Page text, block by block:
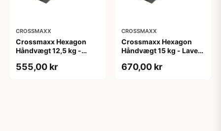
CROSSMAXX
Crossmaxx Hexagon
Håndvægt 12,5 kg -
med gummi - Riflet
555,00 kr
CROSSMAXX
Crossmaxx Hexagon
Håndvægt 15 kg - Lavet i
gummi - Riflet håndtag
670,00 kr